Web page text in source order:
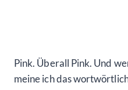
Pink. Überall Pink. Und
meine ich das